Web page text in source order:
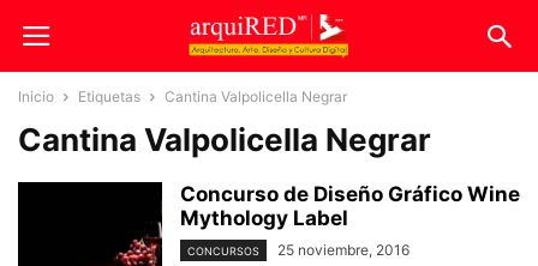
Inicio Etiquetas Cantina Valpolicella Negrar
Cantina Valpolicella Negrar
Concurso de Diseño Gráfico Wine
Mythology Label
CONCURSOS 25 noviembre, 2016